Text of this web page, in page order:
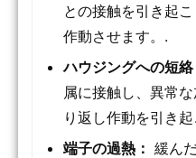
との接触を引き起
作動させます。.
ハウジングへの短絡
属に接触し、異常
り返し作動を引き
端子の過熱： 緩ん